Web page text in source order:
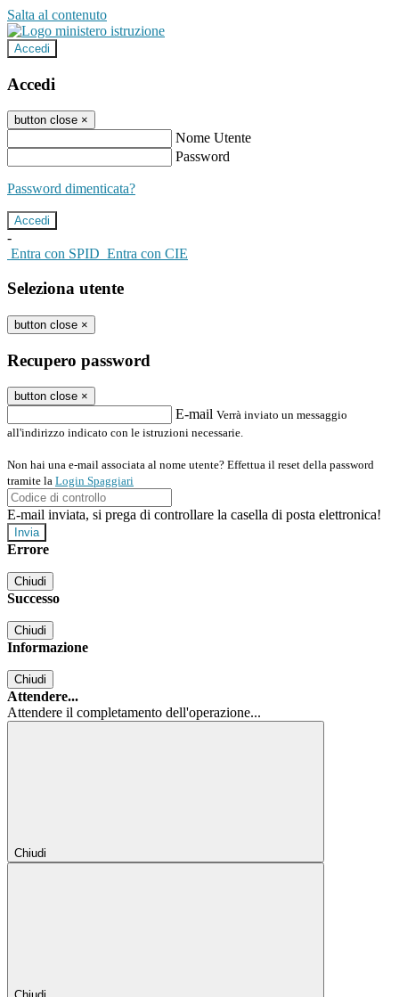
Salta al contenuto
Accedi
Accedi
button close ×
Nome Utente
Password
Password dimenticata?
-
Entra con SPID Entra con CIE
Seleziona utente
button close ×
Recupero password
button close ×
E-mail Verrà inviato un messaggio
all'indirizzo indicato con le istruzioni necessarie.
Non hai una e-mail associata al nome utente? Effettua il reset della password
tramite la Login Spaggiari
E-mail inviata, si prega di controllare la casella di posta elettronica!
Errore
Chiudi
Successo
Chiudi
Informazione
Chiudi
Attendere...
Attendere il completamento dell'operazione...
Chiudi